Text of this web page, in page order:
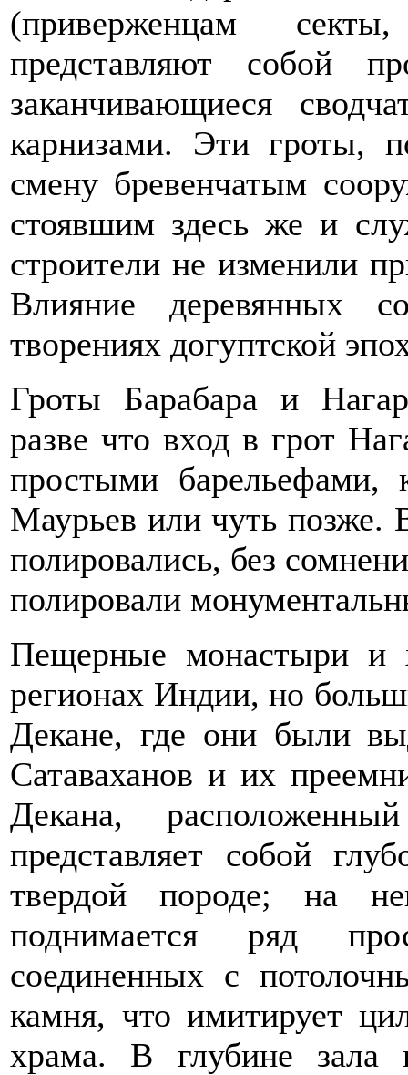
(приверженцам
представляют собой
заканчивающиеся
карнизами. Эти гроты,
смену бревенчатым
стоявшим здесь же и
строители не изменили
Влияние деревянных
творениях догуптской
Гроты Барабара и
разве что вход в грот
простыми барельефами,
Маурьев или чуть позже.
полировались, без
полировали
Пещерные монастыри и
регионах Индии, но
Декане, где они были
Сатаваханов и их
Декана,
представляет собой
твердой породе; на
поднимается ряд
соединенных с
камня, что имитирует
храма. В глубине зала